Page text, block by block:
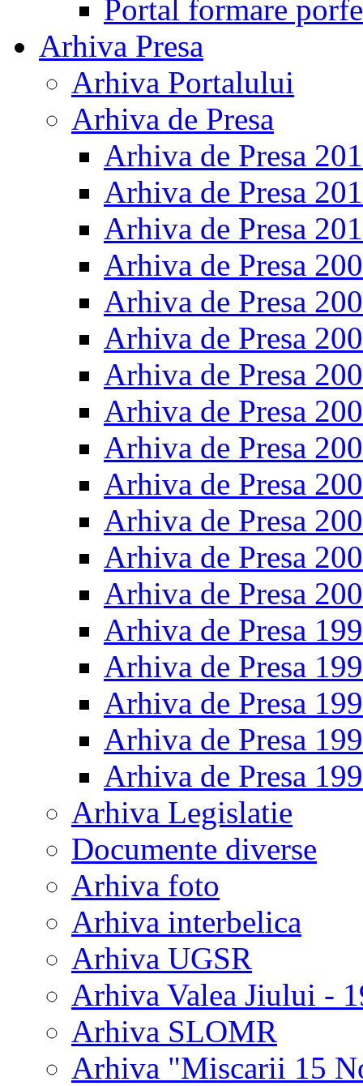
Portal formare
Arhiva Presa
Arhiva Portalului
Arhiva de Presa
Arhiva de Presa
Arhiva de Presa
Arhiva de Presa
Arhiva de Presa
Arhiva de Presa
Arhiva de Presa
Arhiva de Presa
Arhiva de Presa
Arhiva de Presa
Arhiva de Presa
Arhiva de Presa
Arhiva de Presa
Arhiva de Presa
Arhiva de Presa
Arhiva de Presa
Arhiva de Presa
Arhiva de Presa
Arhiva de Presa
Arhiva Legislatie
Documente diverse
Arhiva foto
Arhiva interbelica
Arhiva UGSR
Arhiva Valea Jiului -
Arhiva SLOMR
Arhiva "Miscarii 15